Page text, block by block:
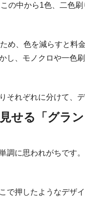
の中から1色、二色
め、色を減らすと料
し、モノクロや一色
それぞれに分けて、
せる「グラン
調に思われがちです
押したようなデザ